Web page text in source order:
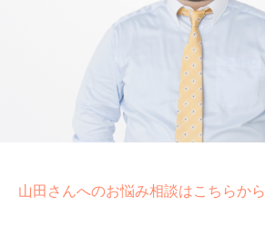
山田さんへのお悩み相談はこちらから